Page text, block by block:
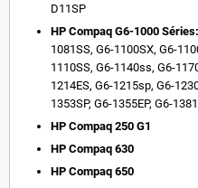
D11SP
HP Compaq G6-1000 Séries:
1081SS, G6-1100SX, G6-
1110SS, G6-1140ss, G6-
1214ES, G6-1215sp, G6-
1353SP, G6-1355EP, G6-
HP Compaq 250 G1
HP Compaq 630
HP Compaq 650